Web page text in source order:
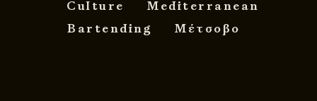
Culture
Mediterranean
Bartending
Μέτσοβο